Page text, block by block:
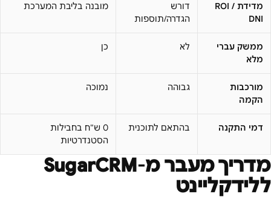
מדידת ROI /
DNI
דורש
הגדרה/תוספות
מובנה בליבת המערכת
ממשק עברי
מלא
לא כן
מורכבות
הקמה
גבוהה נמוכה
דמי התקנה בהתאם לתוכנית
0 ש"ח בחבילות
הסטנדרטיות
מדריך מעבר מ-SugarCRM
ללידקליינט